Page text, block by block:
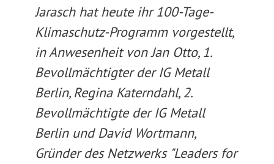
Jarasch hat heute ihr 100-Tage-
Klimaschutz-Programm vorgestellt,
in Anwesenheit von Jan Otto, 1.
Bevollmächtigter der IG Metall
Berlin, Regina Katerndahl, 2.
Bevollmächtigte der IG Metall
Berlin und David Wortmann,
Gründer des Netzwerks "Leaders for